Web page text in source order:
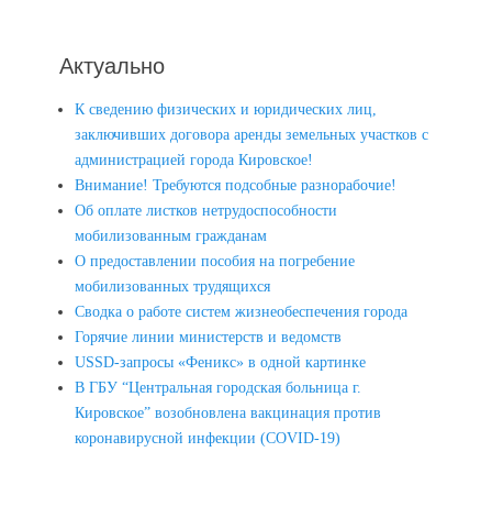
Актуально
К сведению физических и юридических лиц,
заключивших договора аренды земельных участков с
администрацией города Кировское!
Внимание! Требуются подсобные разнорабочие!
Об оплате листков нетрудоспособности
мобилизованным гражданам
О предоставлении пособия на погребение
мобилизованных трудящихся
Сводка о работе систем жизнеобеспечения города
Горячие линии министерств и ведомств
USSD-запросы «Феникс» в одной картинке
В ГБУ “Центральная городская больница г.
Кировское” возобновлена вакцинация против
коронавирусной инфекции (COVID-19)